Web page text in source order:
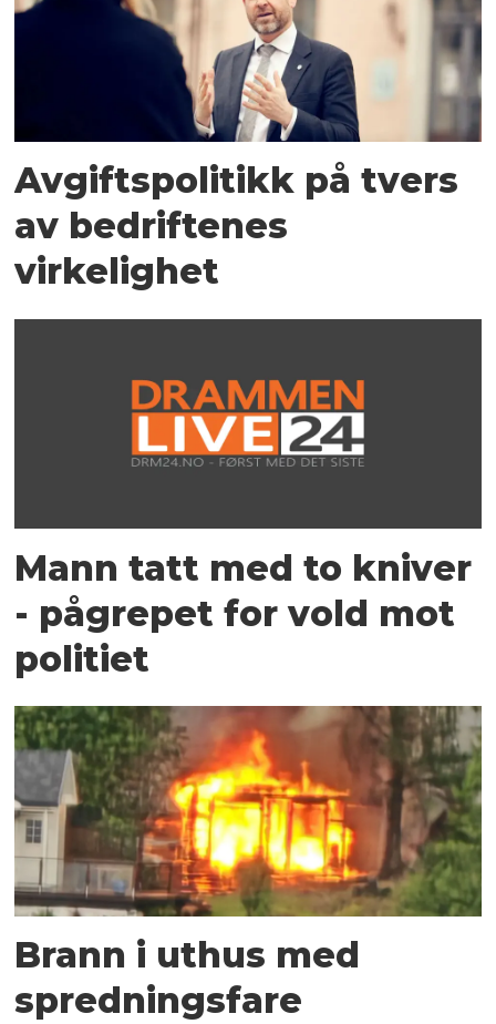
Avgiftspolitikk på tvers
av bedriftenes
virkelighet
Mann tatt med to kniver
- pågrepet for vold mot
politiet
Brann i uthus med
spredningsfare